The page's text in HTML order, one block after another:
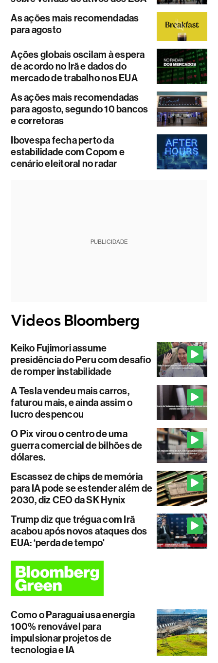
As ações mais recomendadas
para agosto
Ações globais oscilam à espera
de acordo no Irã e dados do
mercado de trabalho nos EUA
As ações mais recomendadas
para agosto, segundo 10 bancos
e corretoras
Ibovespa fecha perto da
estabilidade com Copom e
cenário eleitoral no radar
PUBLICIDADE
Keiko Fujimori assume
presidência do Peru com desafio
de romper instabilidade
A Tesla vendeu mais carros,
faturou mais, e ainda assim o
lucro despencou
O Pix virou o centro de uma
guerra comercial de bilhões de
dólares.
Escassez de chips de memória
para IA pode se estender além de
2030, diz CEO da SK Hynix
Trump diz que trégua com Irã
acabou após novos ataques dos
EUA: ‘perda de tempo'
Como o Paraguai usa energia
100% renovável para
impulsionar projetos de
tecnologia e IA